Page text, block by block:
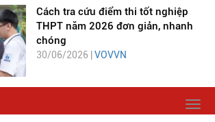
Cách tra cứu điểm thi tốt nghiệp
THPT năm 2026 đơn giản, nhanh
chóng
30/06/2026 | VOVVN